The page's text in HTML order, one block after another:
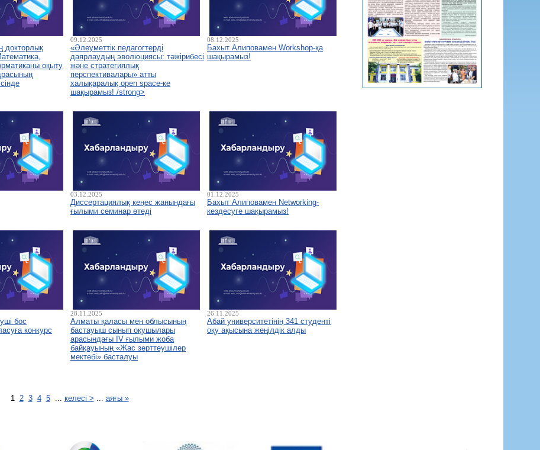
докторлық
оқыту
09.12.2025
«Әлеуметтік педагогтерді
даярлаудың эволюциясы: тәжірибесі
және стратегиялық
перспективалары» атты
халықаралық open space-ке
шақырамыз! /strong>
08.12.2025
Бахыт Алиповамен Workshop-қа
шақырамыз!
03.12.2025
Диссертациялық кеңес жанындағы
ғылыми семинар өтеді
01.12.2025
Бахыт Алиповамен Networking-
кездесуге шақырамыз!
бос
конкурс
28.11.2025
Алматы қаласы мен облысының
бастауыш сынып оқушылары
арасындағы IV ғылыми жоба
байқауының «Жас зерттеушілер
мектебі» басталуы
26.11.2025
Абай университетінің 341 студенті
оқу ақысына жеңілдік алды
1 2 3 4 5... келесі > ... аяғы »